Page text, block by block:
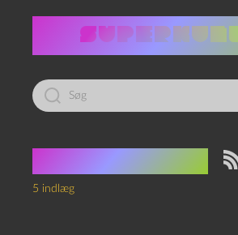
Led
efter:
Atomkrig
5 indlæg